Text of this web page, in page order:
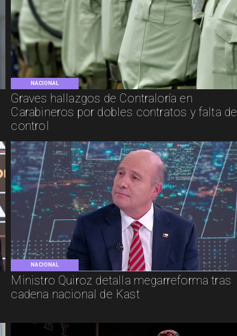
NACIONAL
Graves hallazgos de Contraloría en
Carabineros por dobles contratos y falta de
control
NACIONAL
Ministro Quiroz detalla megarreforma tras
cadena nacional de Kast